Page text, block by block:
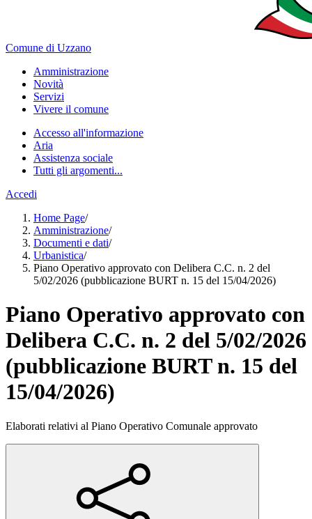
Comune di Uzzano
Amministrazione
Novità
Servizi
Vivere il comune
Accesso all'informazione
Aria
Assistenza sociale
Tutti gli argomenti...
Accedi
Home Page/
Amministrazione/
Documenti e dati/
Urbanistica/
Piano Operativo approvato con Delibera C.C. n. 2 del
5/02/2026 (pubblicazione BURT n. 15 del 15/04/2026)
Piano Operativo approvato con
Delibera C.C. n. 2 del 5/02/2026
(pubblicazione BURT n. 15 del
15/04/2026)
Elaborati relativi al Piano Operativo Comunale approvato